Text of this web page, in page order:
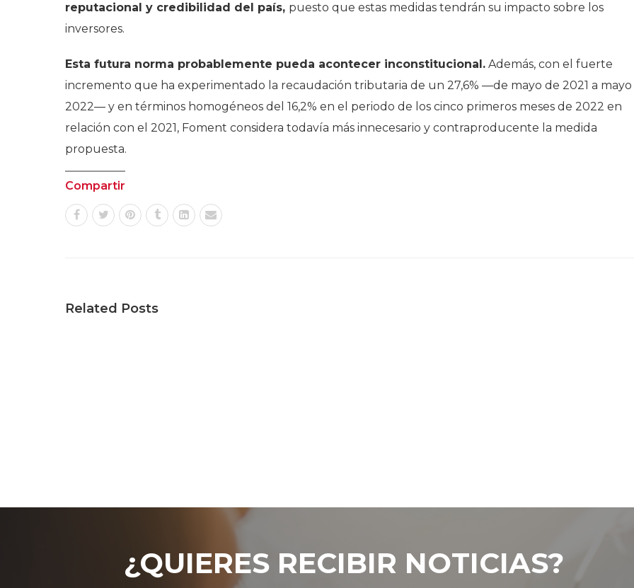
reputacional y credibilidad del país, puesto que estas medidas tendrán su impacto sobre los
inversores.
Esta futura norma probablemente pueda acontecer inconstitucional. Además, con el fuerte
incremento que ha experimentado la recaudación tributaria de un 27,6% —de mayo de 2021 a mayo
2022— y en términos homogéneos del 16,2% en el periodo de los cinco primeros meses de 2022 en
relación con el 2021, Foment considera todavía más innecesario y contraproducente la medida
propuesta.
Compartir
Related Posts
¿QUIERES RECIBIR NOTICIAS?